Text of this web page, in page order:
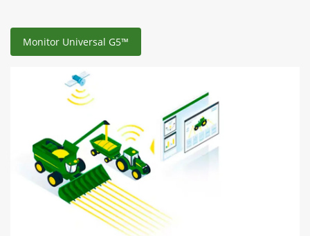
Monitor Universal G5™